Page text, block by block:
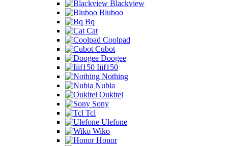
Blackview
Bluboo
Bq
Cat
Coolpad
Cubot
Doogee
Iiif150
Nothing
Nubia
Oukitel
Sony
Tcl
Ulefone
Wiko
Honor